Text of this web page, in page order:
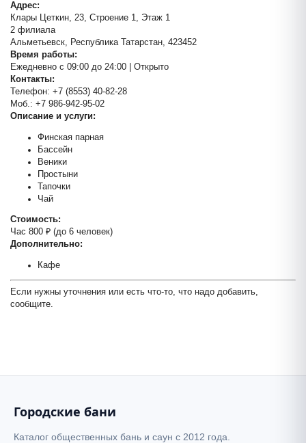
Адрес:
Клары Цеткин, 23, Строение 1, Этаж 1
2 филиала
Альметьевск, Республика Татарстан, 423452
Время работы:
Ежедневно с 09:00 до 24:00 | Открыто
Контакты:
Телефон: +7 (8553) 40-82-28
Моб.: +7 986-942-95-02
Описание и услуги:
Финская парная
Бассейн
Веники
Простыни
Тапочки
Чай
Стоимость:
Час 800 ₽ (до 6 человек)
Дополнительно:
Кафе
Если нужны уточнения или есть что-то, что надо добавить,
сообщите.
Легенда
Городские бани
Каталог общественных бань и саун с 2012 года.